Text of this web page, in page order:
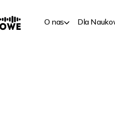
O nas Dla